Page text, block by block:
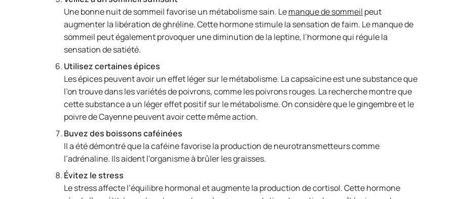
Une bonne nuit de sommeil favorise un métabolisme sain. Lemanque de sommeil peut
augmenter la libération de ghréline. Cette hormone stimule la sensation de faim. Le manque de
sommeil peut également provoquer une diminution de la leptine, l’hormone qui régule la
sensation de satiété.
Utilisez certaines épices
Les épices peuvent avoir un effet léger sur le métabolisme. La capsaïcine est une substance que
l’on trouve dans les variétés de poivrons, comme les poivrons rouges. La recherche montre que
cette substance a un léger effet positif sur le métabolisme. On considère que le gingembre et le
poivre de Cayenne peuvent avoir cette même action.
Buvez des boissons caféinées
Il a été démontré que la caféine favorise la production de neurotransmetteurs comme
l’adrénaline. Ils aident l’organisme à brûler les graisses.
Évitez le stress
Le stress affecte l’équilibre hormonal et augmente la production de cortisol. Cette hormone